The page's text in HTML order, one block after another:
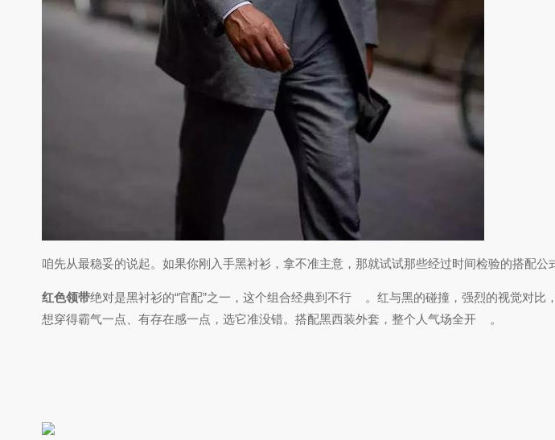
咱先从最稳妥的说起。如果你刚入手黑衬衫，拿不准主意，那就试试那些经过时间检验的搭配公
红色领带绝对是黑衬衫的“官配”之一，这个组合经典到不行
。红与黑的碰撞，强烈的视觉对比
想穿得霸气一点、有存在感一点，选它准没错。搭配黑西装外套，整个人气场全开
。